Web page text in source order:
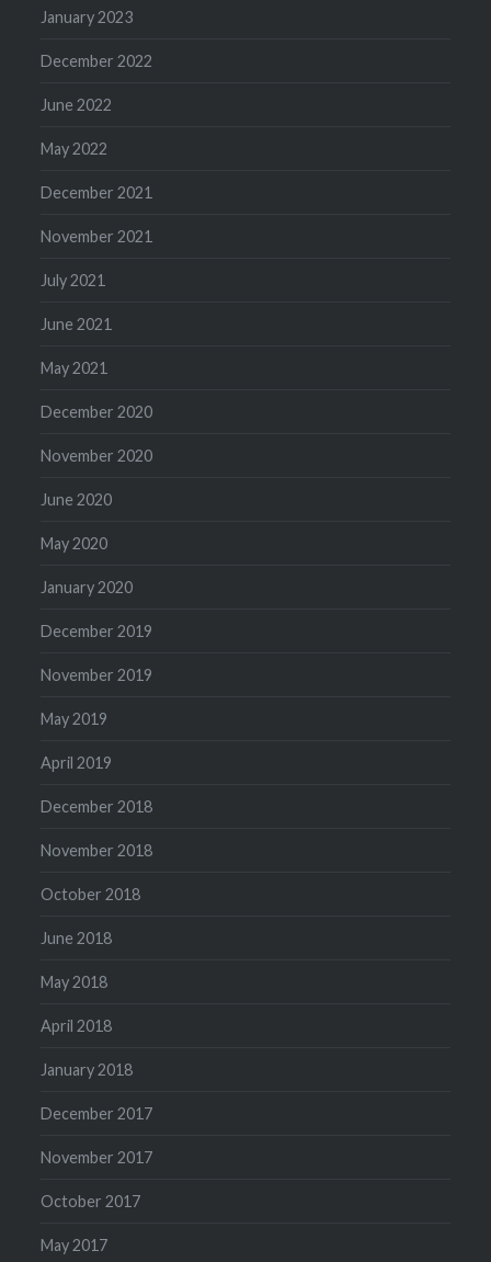
January 2023
December 2022
June 2022
May 2022
December 2021
November 2021
July 2021
June 2021
May 2021
December 2020
November 2020
June 2020
May 2020
January 2020
December 2019
November 2019
May 2019
April 2019
December 2018
November 2018
October 2018
June 2018
May 2018
April 2018
January 2018
December 2017
November 2017
October 2017
May 2017